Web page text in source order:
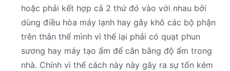
hoặc phải kết hợp cả 2 thứ đó vào với nhau bởi
dùng điều hòa máy lạnh hay gây khô các bộ phận
trên thân thể mình vì thế lại phải có quạt phun
sương hay máy tạo ẩm để cân bằng độ ẩm trong
nhà. Chính vì thế cách này này gây ra sự tốn kém